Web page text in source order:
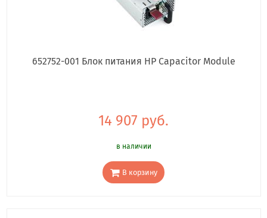
652752-001 Блок питания HP Capacitor Module
14 907 руб.
в наличии
В корзину